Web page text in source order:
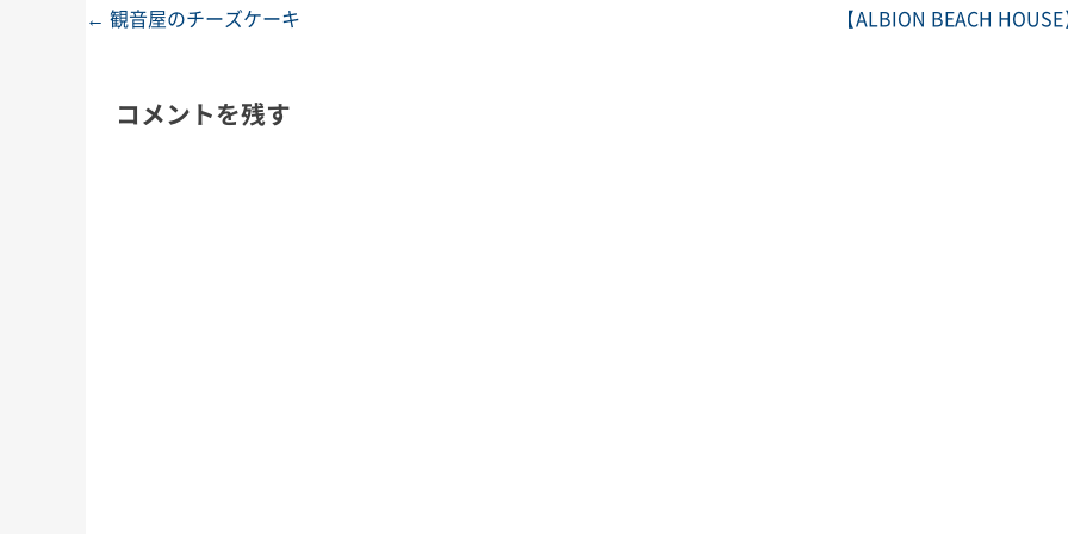
投稿ナビゲーション
← 観音屋のチーズケーキ 【ALBION BEACH
コメントを残す